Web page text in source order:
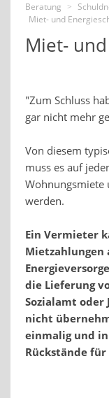
Beratung >
Miet- und
Miet-
"Zum Schluss
gar nicht mehr
Von diesem
muss es auf
Wohnungsmiete
werden.
Ein Vermieter
Mietzahlungen
die Lieferung
Sozialamt oder
nicht
einmalig und
Rückstände